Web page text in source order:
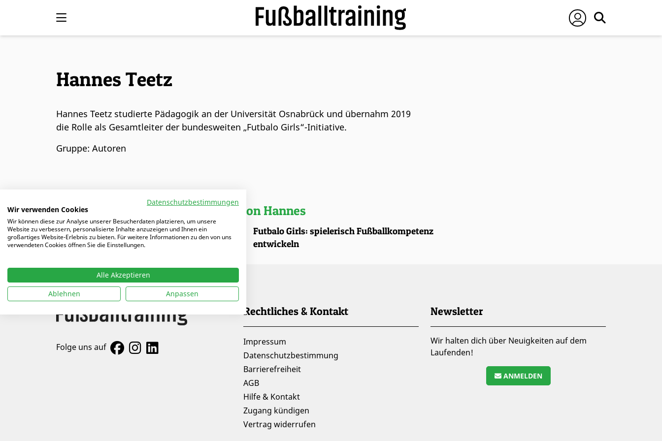
Hannes Teetz
Hannes Teetz studierte Pädagogik an der Universität Osnabrück und übernahm 2019
die Rolle als Gesamtleiter der bundesweiten „Futbalo Girls“-Initiative.
Gruppe: Autoren
Artikel von Hannes
12.05.2025 |
Futbalo Girls: spielerisch Fußballkompetenz
entwickeln
Folge uns auf
Rechtliches & Kontakt
Impressum
Datenschutzbestimmung
Barrierefreiheit
AGB
Hilfe & Kontakt
Zugang kündigen
Vertrag widerrufen
Newsletter
Wir halten dich über Neuigkeiten auf dem
Laufenden!
ANMELDEN
Datenschutzbestimmungen
Wir verwenden Cookies
Wir können diese zur Analyse unserer Besucherdaten platzieren, um unsere
Website zu verbessern, personalisierte Inhalte anzuzeigen und Ihnen ein
großartiges Website-Erlebnis zu bieten. Für weitere Informationen zu den von uns
verwendeten Cookies öffnen Sie die Einstellungen.
Alle Akzeptieren
Ablehnen
Anpassen